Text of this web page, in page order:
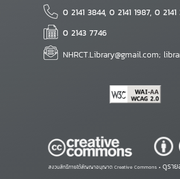
0 2141 3844, 0 2141 1987, 0 2141
0 2143 7746
NHRCT.Library@gmail.com;
สงวนสิทธิ์ภายใต้สัญญาอนุญาต Creative Commons • ดูรา